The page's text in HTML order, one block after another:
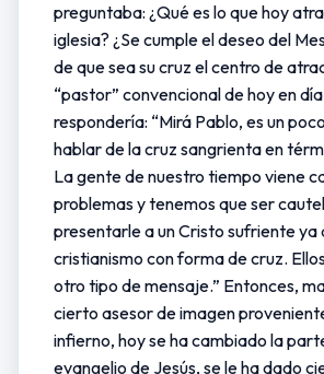
preguntaba: ¿Qué es lo que hoy
iglesia? ¿Se cumple el deseo del
de que sea su cruz el centro de
“pastor” convencional de hoy en
respondería: “Mirá Pablo, es un
hablar de la cruz sangrienta en
La gente de nuestro tiempo viene
problemas y tenemos que ser
presentarle a un Cristo sufriente ya
cristianismo con forma de cruz.
otro tipo de mensaje.” Entonces,
cierto asesor de imagen
infierno, hoy se ha cambiado la
evangelio de Jesús, se le ha dado